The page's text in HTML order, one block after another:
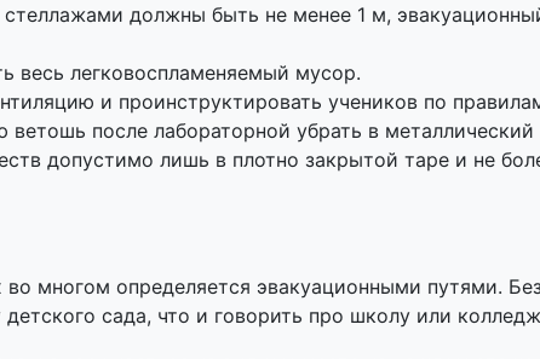
должны быть не менее 1 м,
весь легковоспламеняемый мусор.
и проинструктировать учеников по
после лабораторной убрать в
допустимо лишь в плотно закрытой таре и не
многом определяется эвакуационными путями.
сада, что и говорить про школу или